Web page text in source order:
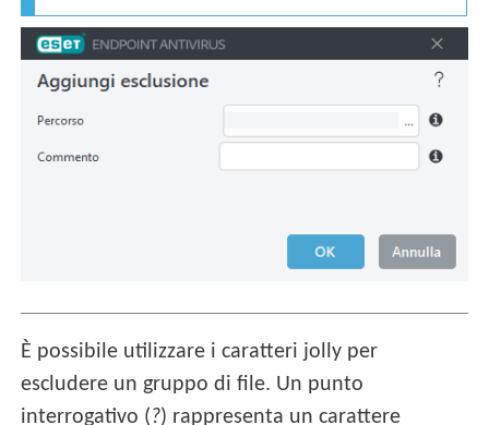
È possibile utilizzare i caratteri jolly per
escludere un gruppo di file. Un punto
interrogativo (?) rappresenta un carattere